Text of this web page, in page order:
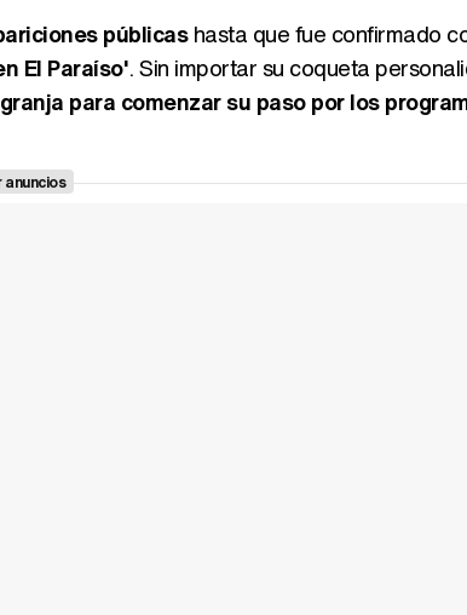
públicashasta que fue confirmado
El Paraíso'. Sin importar su coqueta
para comenzar su paso por los
anuncios